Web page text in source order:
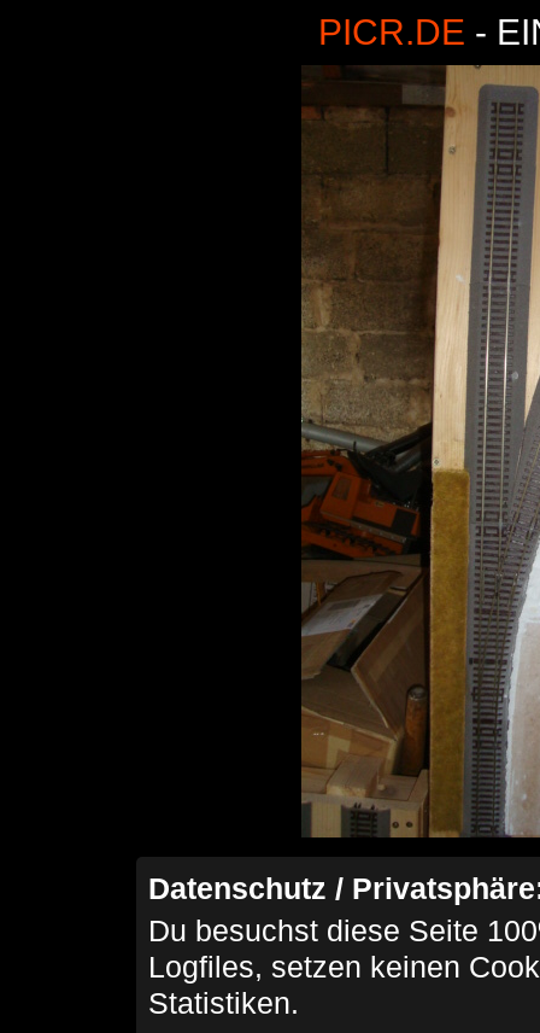
PICR.DE -
Datenschutz /
Du besuchst diese Seite
Logfiles, setzen keinen
Statistiken.